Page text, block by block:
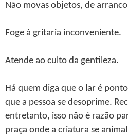
Não movas objetos, de
Foge à gritaria inconveniente.
Atende ao culto da gentileza.
Há quem diga que o lar é
que a pessoa se desoprime.
entretanto, isso não é razão
praça onde a criatura se